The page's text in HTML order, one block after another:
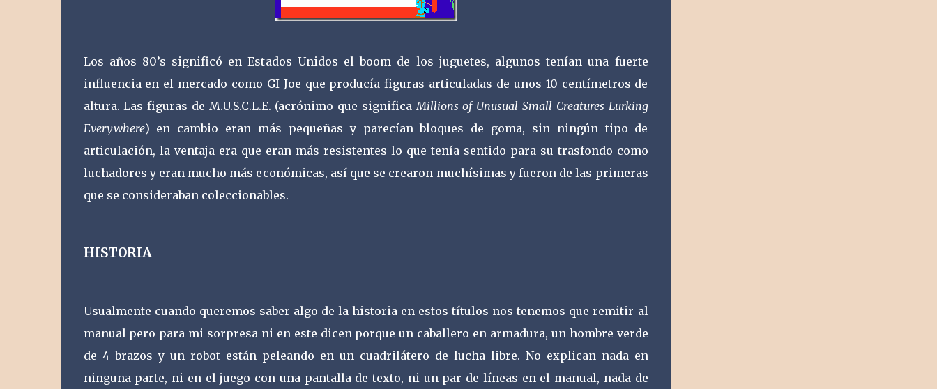
Los años 80’s significó en Estados Unidos el boom de los juguetes, algunos tenían una fuerte
influencia en el mercado como GI Joe que producía figuras articuladas de unos 10 centímetros de
altura. Las figuras de M.U.S.C.L.E. (acrónimo que significaMillions of Unusual Small Creatures Lurking
Everywhere) en cambio eran más pequeñas y parecían bloques de goma, sin ningún tipo de
articulación, la ventaja era que eran más resistentes lo que tenía sentido para su trasfondo como
luchadores y eran mucho más económicas, así que se crearon muchísimas y fueron de las primeras
que se consideraban coleccionables.
HISTORIA
Usualmente cuando queremos saber algo de la historia en estos títulos nos tenemos que remitir al
manual pero para mi sorpresa ni en este dicen porque un caballero en armadura, un hombre verde
de 4 brazos y un robot están peleando en un cuadrilátero de lucha libre. No explican nada en
ninguna parte, ni en el juego con una pantalla de texto, ni un par de líneas en el manual, nada de